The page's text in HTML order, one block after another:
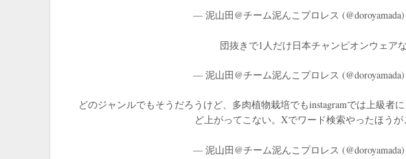
— 泥山田@チーム泥んこプロレス
団抜きで1人だけ日本チャンピオンウェア
— 泥山田@チーム泥んこプロレス
どのジャンルでもそうだろうけど、多肉植物栽培でもinstagramでは上級者
ど上がってこない。Xでワード検索やったほうが
— 泥山田@チーム泥んこプロレス